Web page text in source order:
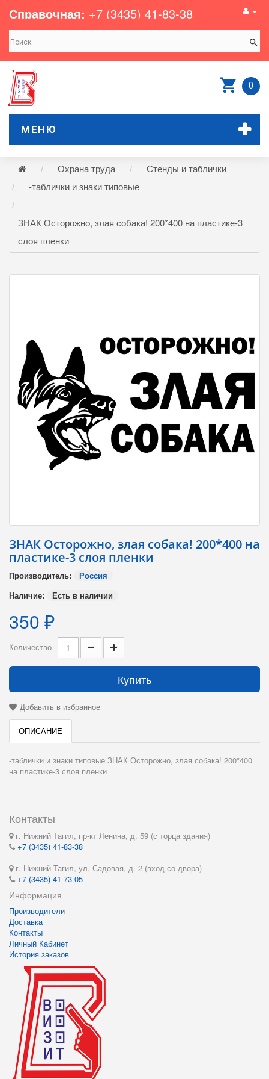
Справочная: +7 (3435) 41-83-38
0
МЕНЮ
Охрана труда
Стенды и таблички
-таблички и знаки типовые
ЗНАК Осторожно, злая собака! 200*400 на пластике-3
слоя пленки
ЗНАК Осторожно, злая собака! 200*400 на
пластике-3 слоя пленки
Производитель:
Россия
Наличие:
Есть в наличии
350 ₽
Количество
Купить
Добавить в избранное
ОПИСАНИЕ
-таблички и знаки типовые ЗНАК Осторожно, злая собака! 200*400
на пластике-3 слоя пленки
Контакты
г. Нижний Тагил, пр-кт Ленина, д. 59 (с торца здания)
+7 (3435) 41-83-38
г. Нижний Тагил, ул. Садовая, д. 2 (вход со двора)
+7 (3435) 41-73-05
Информация
Производители
Доставка
Контакты
Личный Кабинет
История заказов